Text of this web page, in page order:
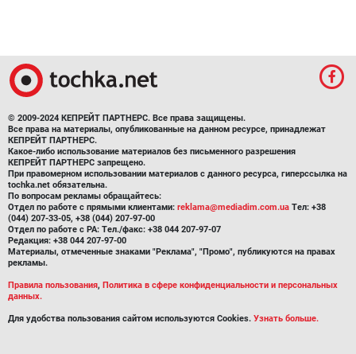
© 2009-2024 КЕПРЕЙТ ПАРТНЕРС. Все права защищены.
Все права на материалы, опубликованные на данном ресурсе, принадлежат
КЕПРЕЙТ ПАРТНЕРС.
Какое-либо использование материалов без письменного разрешения
КЕПРЕЙТ ПАРТНЕРС запрещено.
При правомерном использовании материалов с данного ресурса, гиперссылка на
tochka.net обязательна.
По вопросам рекламы обращайтесь:
Отдел по работе с прямыми клиентами: reklama@mediadim.com.ua Тел: +38
(044) 207-33-05, +38 (044) 207-97-00
Отдел по работе с РА: Тел./факс: +38 044 207-97-07
Редакция: +38 044 207-97-00
Материалы, отмеченные знаками "Реклама", "Промо", публикуются на правах
рекламы.
Правила пользования, Политика в сфере конфиденциальности и персональных
данных.
Для удобства пользования сайтом используются Cookies. Узнать больше.